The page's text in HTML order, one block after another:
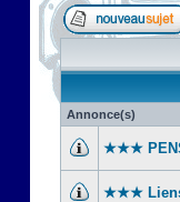
Annonce(s)
★★★
★★★